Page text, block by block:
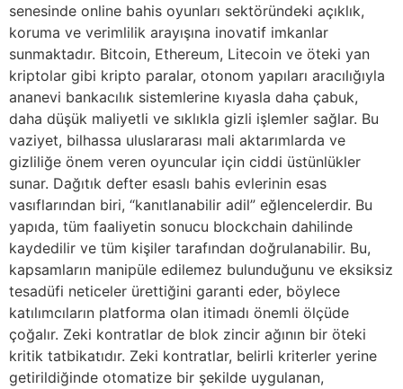
senesinde online bahis oyunları sektöründeki açıklık,
koruma ve verimlilik arayışına inovatif imkanlar
sunmaktadır. Bitcoin, Ethereum, Litecoin ve öteki yan
kriptolar gibi kripto paralar, otonom yapıları aracılığıyla
ananevi bankacılık sistemlerine kıyasla daha çabuk,
daha düşük maliyetli ve sıklıkla gizli işlemler sağlar. Bu
vaziyet, bilhassa uluslararası mali aktarımlarda ve
gizliliğe önem veren oyuncular için ciddi üstünlükler
sunar. Dağıtık defter esaslı bahis evlerinin esas
vasıflarından biri, “kanıtlanabilir adil” eğlencelerdir. Bu
yapıda, tüm faaliyetin sonucu blockchain dahilinde
kaydedilir ve tüm kişiler tarafından doğrulanabilir. Bu,
kapsamların manipüle edilemez bulunduğunu ve eksiksiz
tesadüfi neticeler ürettiğini garanti eder, böylece
katılımcıların platforma olan itimadı önemli ölçüde
çoğalır. Zeki kontratlar de blok zincir ağının bir öteki
kritik tatbikatıdır. Zeki kontratlar, belirli kriterler yerine
getirildiğinde otomatize bir şekilde uygulanan,